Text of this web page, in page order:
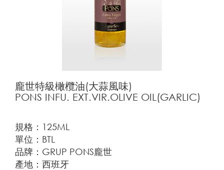
龐世特級橄欖油(大蒜風味)
PONS INFU. EXT.VIR.OLIVE OIL(GARLIC)
規格：125ML
單位：BTL
品牌：GRUP PONS龐世
產地：西班牙